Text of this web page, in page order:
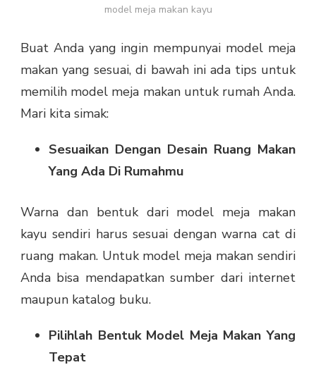
model meja makan kayu
Buat Anda yang ingin mempunyai model meja
makan yang sesuai, di bawah ini ada tips untuk
memilih model meja makan untuk rumah Anda.
Mari kita simak:
Sesuaikan Dengan Desain Ruang Makan
Yang Ada Di Rumahmu
Warna dan bentuk dari model meja makan
kayu sendiri harus sesuai dengan warna cat di
ruang makan. Untuk model meja makan sendiri
Anda bisa mendapatkan sumber dari internet
maupun katalog buku.
Pilihlah Bentuk Model Meja Makan Yang
Tepat